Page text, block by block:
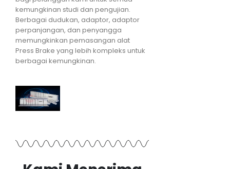
kemungkinan studi dan pengujian.
Berbagai dudukan, adaptor, adaptor
perpanjangan, dan penyangga
memungkinkan pemasangan alat
Press Brake yang lebih kompleks untuk
berbagai kemungkinan.